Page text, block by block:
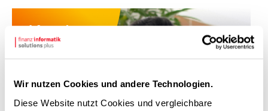
Wir nutzen Cookies und andere Technologien.
Diese Website nutzt Cookies und vergleichbare